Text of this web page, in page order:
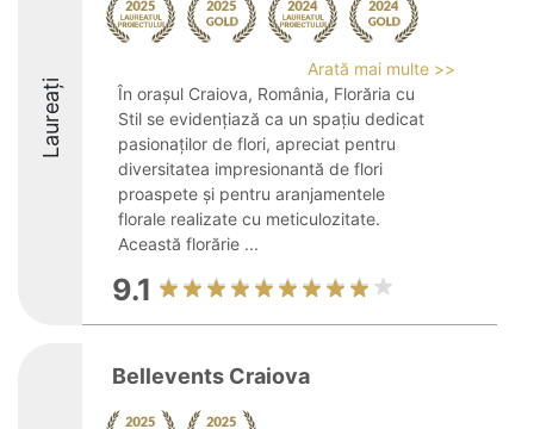
Laureați
Arată mai multe >>
În orașul Craiova, România, Florăria cu
Stil se evidențiază ca un spațiu dedicat
pasionaților de flori, apreciat pentru
diversitatea impresionantă de flori
proaspete și pentru aranjamentele
florale realizate cu meticulozitate.
Această florărie ...
9.1
Bellevents Craiova